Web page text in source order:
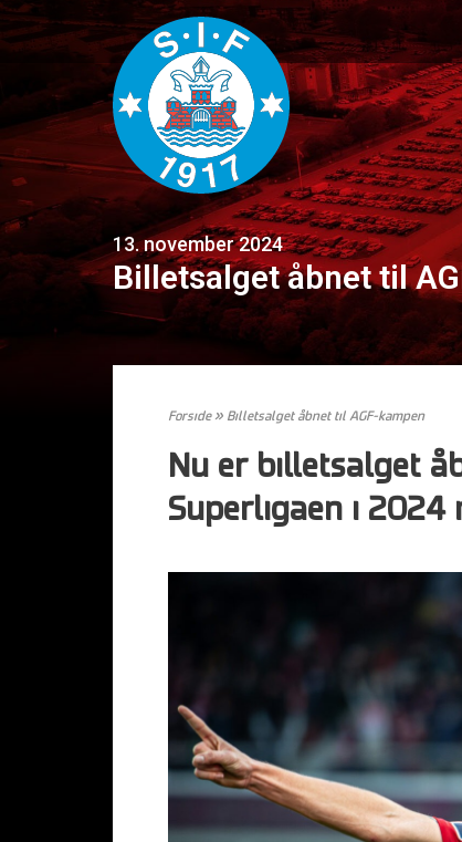
13. november 2024
Billetsalget åbnet til
Forside» Billetsalget åbnet til AGF-kampen
Nu er billetsalget
Superligaen i 2024